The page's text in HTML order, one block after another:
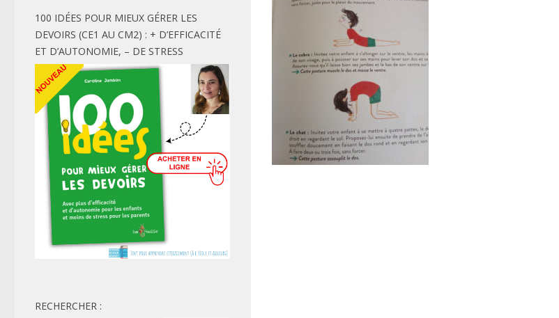
100 IDÉES POUR MIEUX GÉRER LES
DEVOIRS (CE1 AU CM2) : + D’EFFICACITÉ
ET D’AUTONOMIE, – DE STRESS
RECHERCHER :